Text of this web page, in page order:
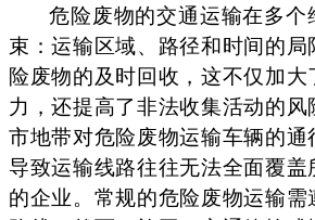
危险废物的交通运输在多个
束：运输区域、路径和时间的
险废物的及时回收，这不仅加
力，还提高了非法收集活动的
市地带对危险废物运输车辆的通
导致运输线路往往无法全面覆盖
的企业。常规的危险废物运输需